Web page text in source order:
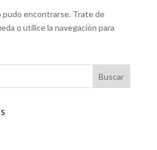
pudo encontrarse. Trate de
o utilice la navegación para